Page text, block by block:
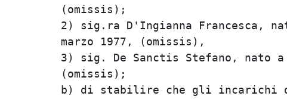
2) sig.ra D'Ingianna
marzo
3) sig. De Sanctis Stefano,
b) di stabilire che gli